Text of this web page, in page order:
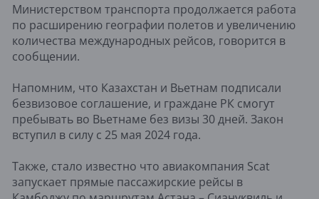
Министерством транспорта продолжается работа
по расширению географии полетов и увеличению
количества международных рейсов, говорится в
сообщении.
Напомним, что Казахстан и Вьетнам подписали
безвизовое соглашение, и граждане РК смогут
пребывать во Вьетнаме без визы 30 дней. Закон
вступил в силу с 25 мая 2024 года.
Также, стало известно что авиакомпания Scat
запускает прямые пассажирские рейсы в